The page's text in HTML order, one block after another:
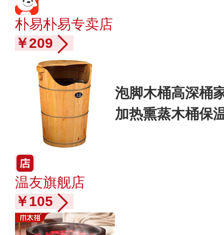
朴易朴易专卖店
￥209
泡脚木桶高深桶
加热熏蒸木桶保
温友旗舰店
￥105